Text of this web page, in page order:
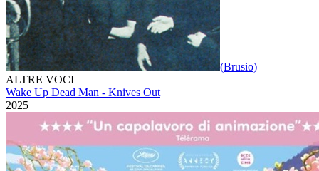
(Brusio)
ALTRE VOCI
Wake Up Dead Man - Knives Out
2025